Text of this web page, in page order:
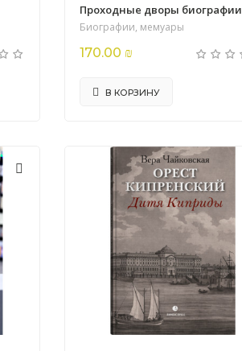
Проходные дворы биографии
Биографии, мемуары
170.00 ₪
В КОРЗИНУ